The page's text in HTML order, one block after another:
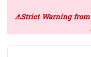
⚠️Strict Warning